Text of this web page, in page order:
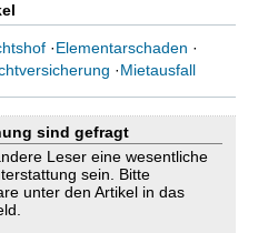
·Elementarschaden ·
·Mietausfall
sind gefragt
Leser eine wesentliche
sein. Bitte
unter den Artikel in das